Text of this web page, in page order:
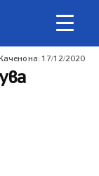
Качено на: 17/12/2020